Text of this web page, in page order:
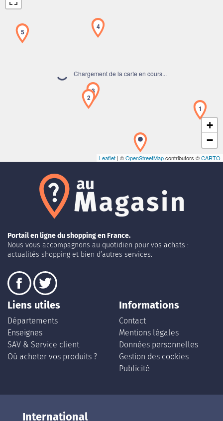
Chargement de la carte en cours...
1
2
3
4
5
+
−
Leaflet | ©OpenStreetMapcontributors ©CARTO
Portail en ligne du shopping en France.
Nous vous accompagnons au quotidien pour vos achats :
actualités shopping et bien d’autres services.
Liens utiles
Départements
Enseignes
SAV & Service client
Où acheter vos produits ?
Informations
Contact
Mentions légales
Données personnelles
Gestion des cookies
Publicité
International